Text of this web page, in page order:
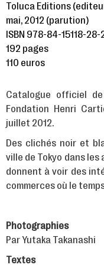
Toluca Editions
mai, 2012 (parution)
ISBN 978-84-15118-28-
192 pages
110 euros
Catalogue officiel de
Fondation Henri
juillet 2012.
Des clichés noir et
ville de Tokyo dans les
donnent à voir des
commerces où le
Photographies
Par Yutaka Takanashi
Textes